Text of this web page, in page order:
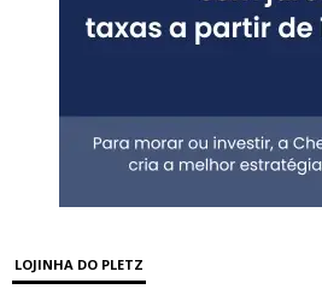
LOJINHA DO PLETZ